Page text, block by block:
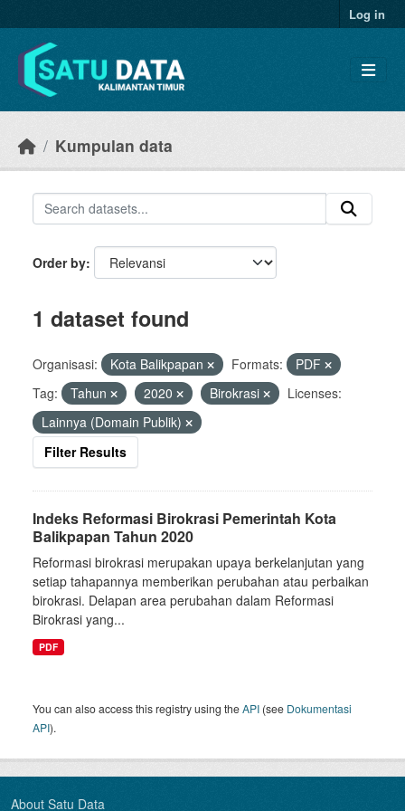
Log in
Kumpulan data
Order by
1 dataset found
Organisasi: Kota Balikpapan Formats:
PDF
Tag:
Tahun 2020 Birokrasi
Licenses:
Lainnya (Domain Publik)
Filter Results
Indeks Reformasi Birokrasi Pemerintah Kota
Balikpapan Tahun 2020
Reformasi birokrasi merupakan upaya berkelanjutan yang
setiap tahapannya memberikan perubahan atau perbaikan
birokrasi. Delapan area perubahan dalam Reformasi
Birokrasi yang...
PDF
You can also access this registry using theAPI (see Dokumentasi
API).
About Satu Data